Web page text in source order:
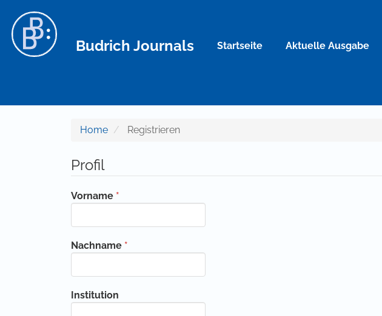
Hauptinhalt
Sidebar
Budrich Journals Startseite Aktuelle Ausgabe
Home Registrieren
Profil
Vorname *
Nachname *
Institution